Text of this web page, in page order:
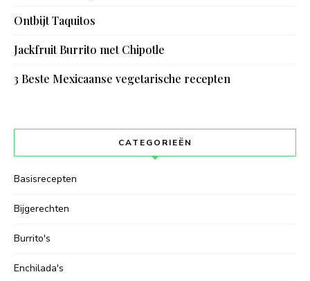
Ontbijt Taquitos
Jackfruit Burrito met Chipotle
3 Beste Mexicaanse vegetarische recepten
CATEGORIEËN
Basisrecepten
Bijgerechten
Burrito's
Enchilada's